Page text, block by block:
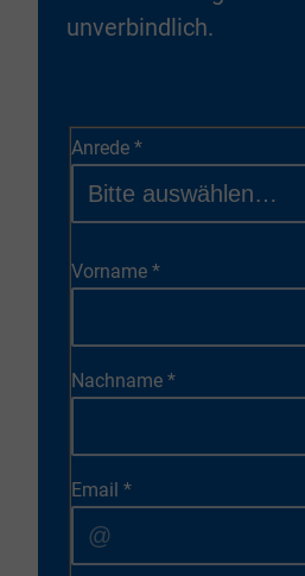
unverbindlich.
Anrede *
Vorname *
Nachname *
Email *